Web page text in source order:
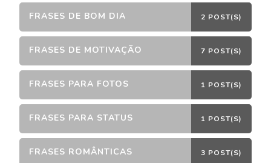
FRASES DE BOM DIA 2 POST(S)
FRASES DE MOTIVAÇÃO 7 POST(S)
FRASES PARA FOTOS 1 POST(S)
FRASES PARA STATUS 1 POST(S)
FRASES ROMÂNTICAS 3 POST(S)